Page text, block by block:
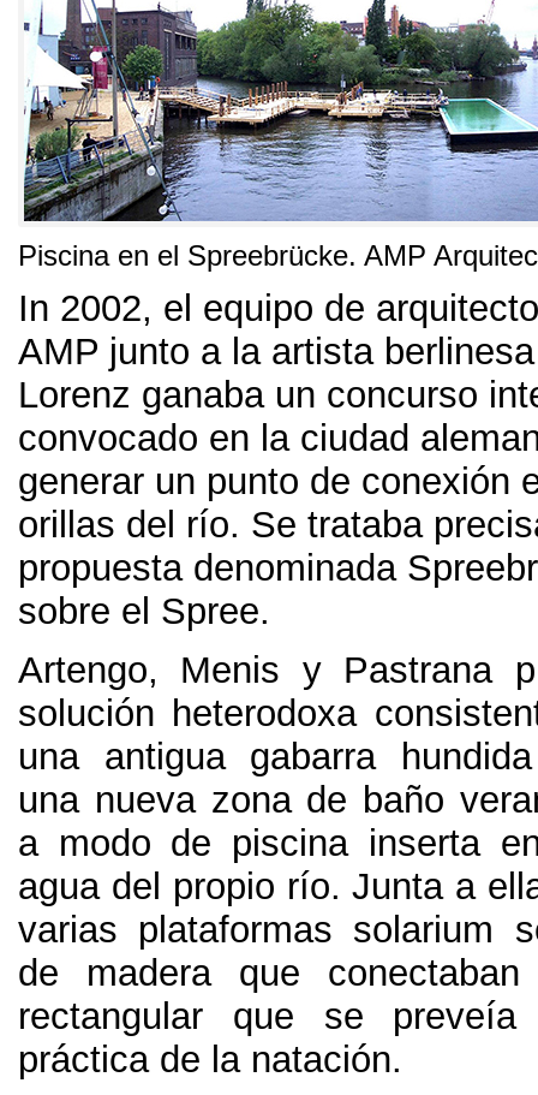
Piscina en el Spreebrücke. AMP
In 2002, el equipo de
AMP junto a la artista
Lorenz ganaba un concurso
convocado en la ciudad
generar un punto de conexión
orillas del río. Se trataba
propuesta denominada
sobre el Spree.
Artengo, Menis y Pastrana
solución heterodoxa
una antigua gabarra
una nueva zona de baño
a modo de piscina inserta
agua del propio río.Junta a
varias plataformas solarium
de madera que
rectangular que se
práctica de la natación.